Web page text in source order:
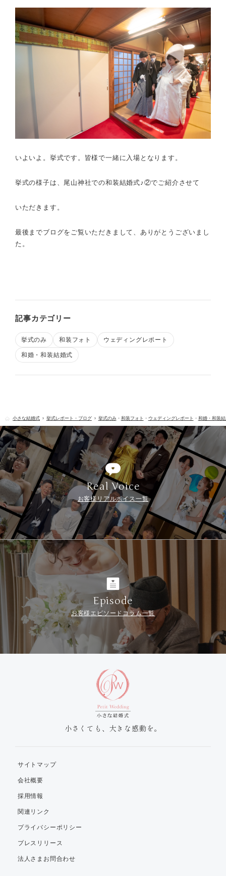
いよいよ。挙式です。皆様で一緒に入場となります。
挙式の様子は、尾山神社での和装結婚式♪②でご紹介させて
いただきます。
最後までブログをご覧いただきまして、ありがとうございまし
た。
記事カテゴリー
挙式のみ 和装フォト ウェディングレポート
和婚・和装結婚式
小さな結婚式 挙式レポート・ブログ 挙式のみ・ 和装フォト ・ ウェディングレポート ・ 和婚・和装
Real Voice
お客様リアルボイス一覧
Episode
お客様エピソードコラム一覧
小さくても、大きな感動を。
サイトマップ
会社概要
採用情報
関連リンク
プライバシーポリシー
プレスリリース
法人さまお問合わせ